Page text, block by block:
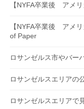
【NYFA卒業後 アメ
【NYFA卒業後 アメ
of Paper
ロサンゼルス市やバー
ロサンゼルスエリアの
ロサンゼルスエリア